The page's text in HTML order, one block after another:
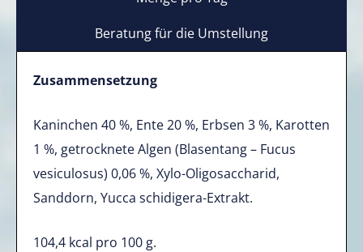
Beratung für die Umstellung
Zusammensetzung
Kaninchen 40 %, Ente 20 %, Erbsen 3 %, Karotten
1 %, getrocknete Algen (Blasentang – Fucus
vesiculosus) 0,06 %, Xylo-Oligosaccharid,
Sanddorn, Yucca schidigera-Extrakt.
104,4 kcal pro 100 g.